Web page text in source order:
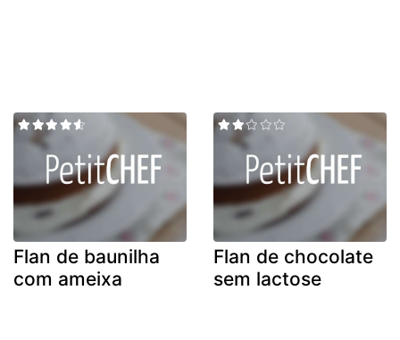
Flan de baunilha
com ameixa
Flan de chocolate
sem lactose